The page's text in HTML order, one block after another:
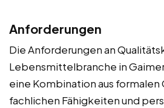
Anforderungen
Die Anforderungen an
Lebensmittelbranche in
eine Kombination aus formalen
fachlichen Fähigkeiten und